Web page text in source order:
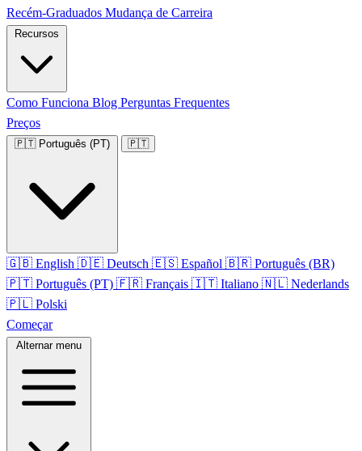
Recém-Graduados Mudança de Carreira
Como Funciona Blog Perguntas Frequentes
Preços
🇵🇹 Português (PT) 🇵🇹
🇬🇧 English 🇩🇪 Deutsch 🇪🇸 Español 🇧🇷 Português (BR)
🇵🇹 Português (PT) 🇫🇷 Français 🇮🇹 Italiano 🇳🇱 Nederlands
🇵🇱 Polski
Começar
Alternar menu